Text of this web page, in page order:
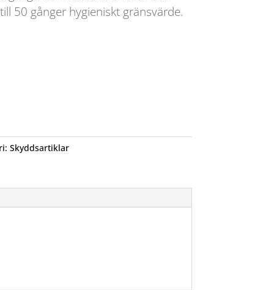
50 gånger hygieniskt gränsvärde.
Skyddsartiklar